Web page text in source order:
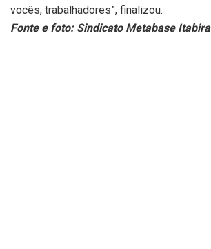
vocês, trabalhadores”, finalizou.
Fonte e foto: Sindicato Metabase Itabira